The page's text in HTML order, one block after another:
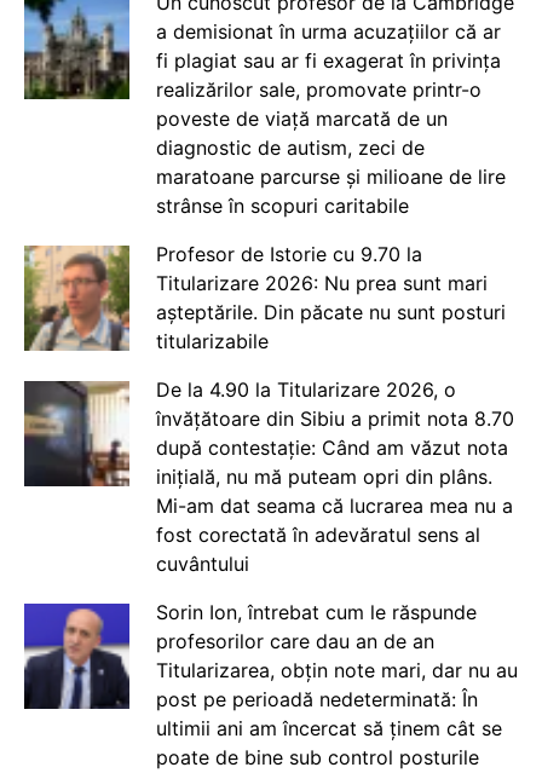
a demisionat în urma acuzațiilor că ar
fi plagiat sau ar fi exagerat în privința
realizărilor sale, promovate printr-o
poveste de viață marcată de un
diagnostic de autism, zeci de
maratoane parcurse și milioane de lire
strânse în scopuri caritabile
Profesor de Istorie cu 9.70 la
Titularizare 2026: Nu prea sunt mari
așteptările. Din păcate nu sunt posturi
titularizabile
De la 4.90 la Titularizare 2026, o
învățătoare din Sibiu a primit nota 8.70
după contestație: Când am văzut nota
inițială, nu mă puteam opri din plâns.
Mi-am dat seama că lucrarea mea nu a
fost corectată în adevăratul sens al
cuvântului
Sorin Ion, întrebat cum le răspunde
profesorilor care dau an de an
Titularizarea, obțin note mari, dar nu au
post pe perioadă nedeterminată: În
ultimii ani am încercat să ținem cât se
poate de bine sub control posturile